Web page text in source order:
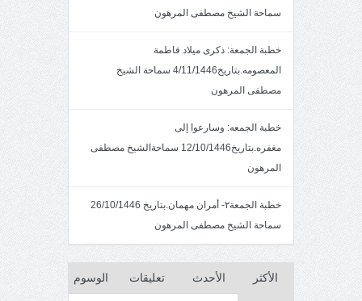
سماحة الشيخ مصطفى المرهون
خطبة الجمعة: ذكرى ميلاد فاطمة
المعصومه.بتاريخ4/11/1446 سماحة الشيخ
مصطفى المرهون
خطبة الجمعه: وسارعوا إلى
مغفره.بتاريخ12/10/1446 سماحةالشيخ مصطفى
المرهون
خطبة الجمعة٢- أمران مهمان.بتاريخ 26/10/1446
سماحة الشيخ مصطفى المرهون
الأكثر الأحدث تعليقات الوسوم